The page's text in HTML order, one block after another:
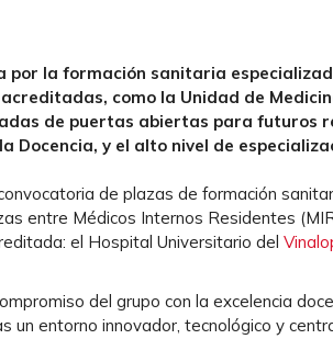
por la formación sanitaria
como la Unidad de
de puertas abiertas para futuros
Docencia, y el alto nivel de
de plazas de formación
entre Médicos Internos Residentes
el Hospital Universitario del
del grupo con la excelencia
un entorno innovador, tecnológico y